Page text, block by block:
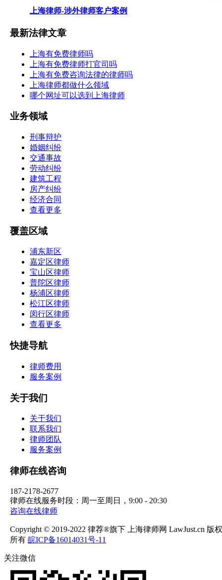
上海律师-涉外律师客户案例
最新法律文章
上海有免费律师吗
上海有免费律师打官司吗
上海有免费咨询法律的律师吗
上海律师都做什么领域
哪个网址可以选到上海律师
业务领域
刑事辩护
婚姻纠纷
交通事故
劳动纠纷
建筑工程
房产纠纷
经济合同
查看更多
覆盖区域
浦东新区
嘉定区律师
宝山区律师
普陀区律师
杨浦区律师
松江区律师
闵行区律师
查看更多
快捷导航
律师费用
服务案例
关于我们
关于我们
联系我们
律师团队
服务案例
律师在线咨询
187-2178-2677
律师在线服务时段：周一至周日，9:00 - 20:30
咨询在线律师
Copyright © 2019-2022 律荐®旗下 上海律师网 LawJust.cn 版权
所有 皖ICP备16014031号-11
关注微信